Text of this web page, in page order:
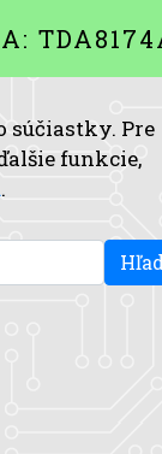
súčiastky. Pre
funkcie,
.